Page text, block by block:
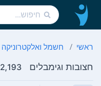
ראשי חשמל ואלקטרוניקה
חצובות וגימבלים 2,193 מוצרים